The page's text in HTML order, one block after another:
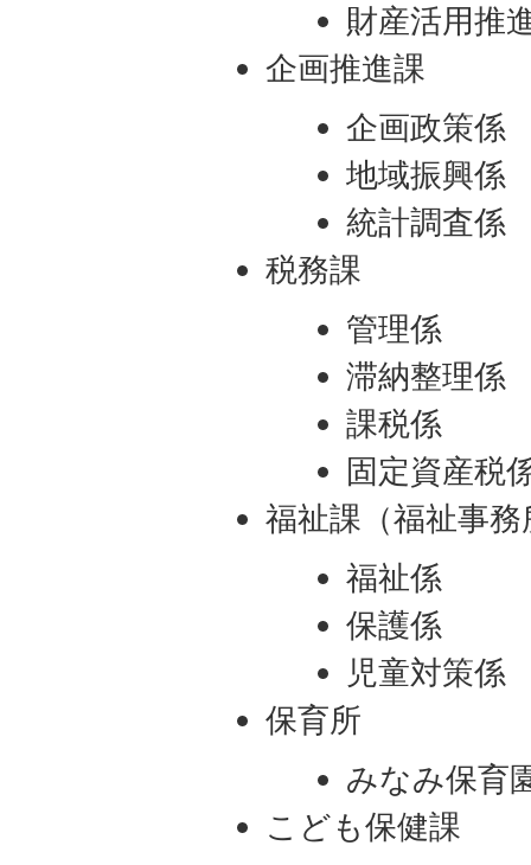
財産活用推
企画推進課
企画政策係
地域振興係
統計調査係
税務課
管理係
滞納整理係
課税係
固定資産税
福祉課（福祉事務
福祉係
保護係
児童対策係
保育所
みなみ保育
こども保健課